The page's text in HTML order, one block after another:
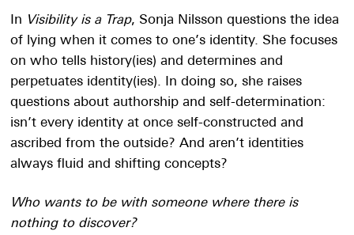
In Visibility is a Trap, Sonja Nilsson questions the idea
of lying when it comes to one’s identity. She focuses
on who tells history(ies) and determines and
perpetuates identity(ies). In doing so, she raises
questions about authorship and self-determination:
isn’t every identity at once self-constructed and
ascribed from the outside? And aren’t identities
always fluid and shifting concepts?
Who wants to be with someone where there is
nothing to discover?